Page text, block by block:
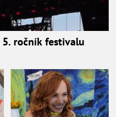
5. ročník festivalu